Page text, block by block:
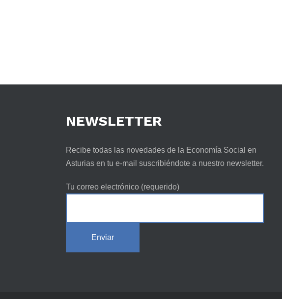
NEWSLETTER
Recibe todas las novedades de la Economía Social en
Asturias en tu e-mail suscribiéndote a nuestro newsletter.
Tu correo electrónico (requerido)